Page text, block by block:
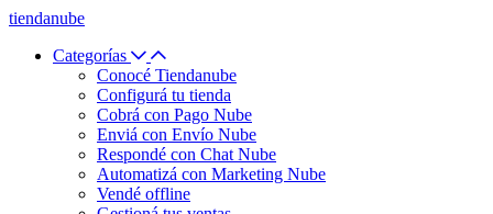
tiendanube
Categorías
Conocé Tiendanube
Configurá tu tienda
Cobrá con Pago Nube
Enviá con Envío Nube
Respondé con Chat Nube
Automatizá con Marketing Nube
Vendé offline